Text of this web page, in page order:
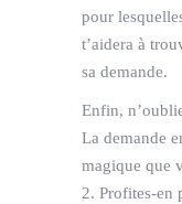
pour
t’aidera à
sa demande.
Enfin,
La demande
magique que
2. Profites-en